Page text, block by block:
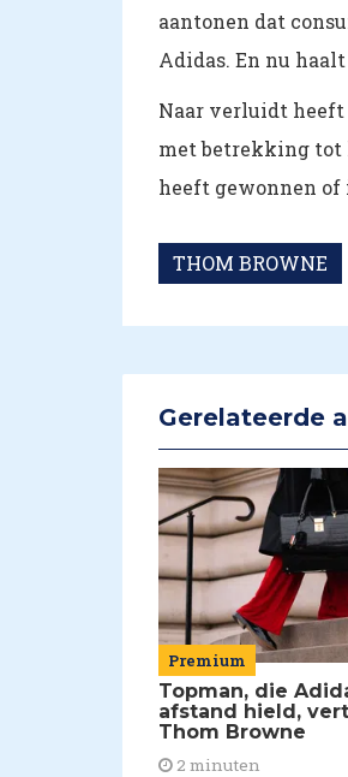
aantonen dat
Adidas. En nu
Naar verluidt heeft
met betrekking tot
heeft gewonnen
THOM BROWNE
Gerelateerde
Premium
Topman, die
afstand hield,
Thom Browne
2 minuten